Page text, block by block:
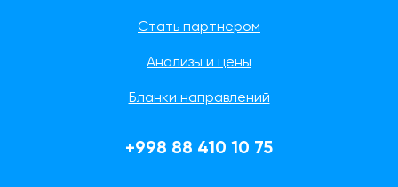
Стать партнером
Анализы и цены
Бланки направлений
+998 88 410 10 75